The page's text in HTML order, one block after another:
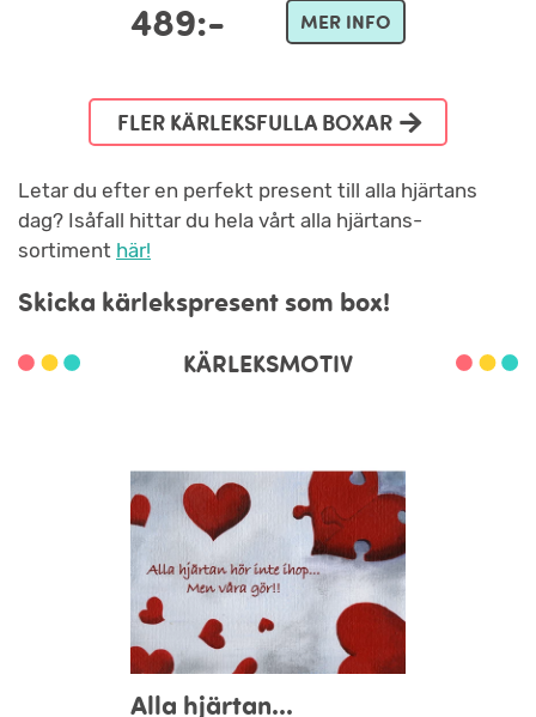
489:- MER INFO
FLER KÄRLEKSFULLA BOXAR
Letar du efter en perfekt present till alla hjärtans
dag? Isåfall hittar du hela vårt alla hjärtans-
sortiment här!
Skicka kärlekspresent som box!
KÄRLEKSMOTIV
Alla hjärtan...